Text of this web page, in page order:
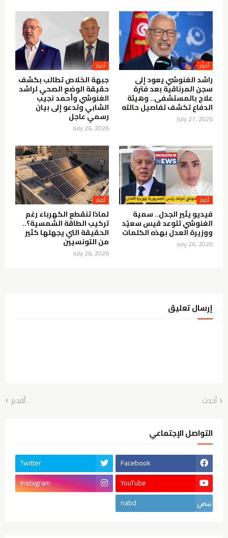
أخبار
راشد الغنوشي يعود إلى
سجن المرناقية بعد فترة
علاج بالمستشفى.. وهيئة
الدفاع تكشف تفاصيل حالته
July 27, 2026
أخبار
جبهة الخلاص تطالب بكشف
حقيقة الوضع الصحي لراشد
الغنوشي وأحمد نجيب
الشابي وتدعو إلى بيان
رسمي عاجل
July 26, 2026
أخبار
فيديو يثير الجدل.. سمية
الغنوشي تتوعد قيس سعيّد
ووزيرة العدل بهذه الكلمات
July 26, 2026
أخبار
لماذا تنقطع الكهرباء رغم
تركيب الطاقة الشمسية؟..
الحقيقة التي يجهلها كثير
من التونسيين
July 26, 2026
إرسال تعليق
أحدث أقدم
التواصل الإجتماعي
Facebook
Twitter
YouTube
Instagram
nabd